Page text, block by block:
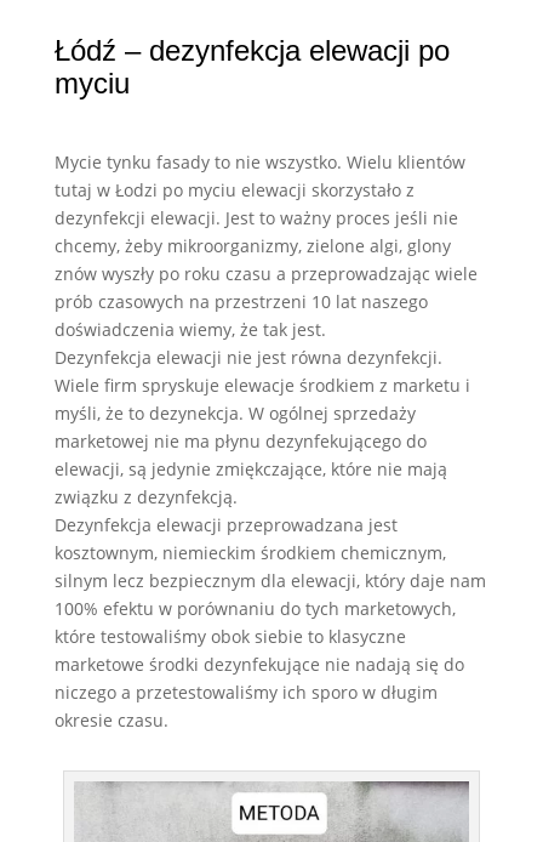
Łódź – dezynfekcja elewacji po
myciu
Mycie tynku fasady to nie wszystko. Wielu klientów
tutaj w Łodzi po myciu elewacji skorzystało z
dezynfekcji elewacji. Jest to ważny proces jeśli nie
chcemy, żeby mikroorganizmy, zielone algi, glony
znów wyszły po roku czasu a przeprowadzając wiele
prób czasowych na przestrzeni 10 lat naszego
doświadczenia wiemy, że tak jest.
Dezynfekcja elewacji nie jest równa dezynfekcji.
Wiele firm spryskuje elewacje środkiem z marketu i
myśli, że to dezynekcja. W ogólnej sprzedaży
marketowej nie ma płynu dezynfekującego do
elewacji, są jedynie zmiękczające, które nie mają
związku z dezynfekcją.
Dezynfekcja elewacji przeprowadzana jest
kosztownym, niemieckim środkiem chemicznym,
silnym lecz bezpiecznym dla elewacji, który daje nam
100% efektu w porównaniu do tych marketowych,
które testowaliśmy obok siebie to klasyczne
marketowe środki dezynfekujące nie nadają się do
niczego a przetestowaliśmy ich sporo w długim
okresie czasu.